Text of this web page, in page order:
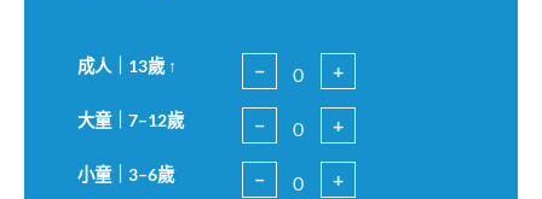
成人｜13歲 ↑ − +
大童｜7–12歲 − +
小童｜3–6歲 − +